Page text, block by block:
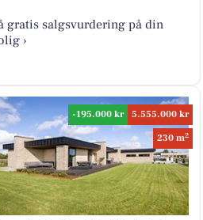
gratis salgsvurdering på din
›
-195.000 kr
5.555.000 kr
230 m2